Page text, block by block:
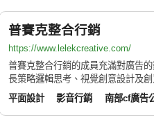
普賽克整合行銷
https://www.lelekcreative.com/
普賽克整合行銷的成員充滿對廣告
長策略邏輯思考、視覺創意設計及
平面設計
影音行銷 南部cf廣告